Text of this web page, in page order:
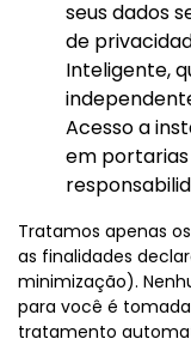
seus dados
de
Inteligente,
Acesso a
em
Tratamos apenas
as finalidades
minimização).
para você é
tratamento